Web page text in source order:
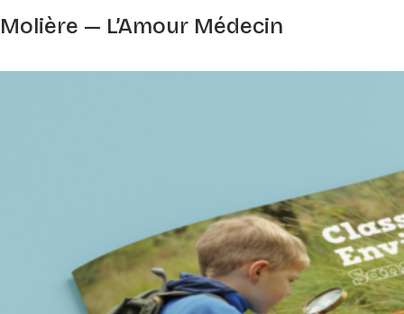
Molière — L’Amour Médecin